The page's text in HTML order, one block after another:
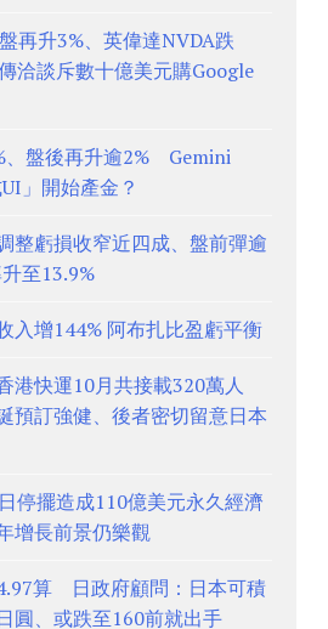
再升3%、英偉達NVDA跌
洽談斥數十億美元購Google
、盤後再升逾2% Gemini
」開始產金？
整虧損收窄近四成、盤前彈逾
至13.9%
入增144% 阿布扎比盈虧平衡
港快運10月共接載320萬人
訂強健、後者密切留意日本
停擺造成110億美元永久經濟
長前景仍樂觀
算 日政府顧問：日本可積
圓、或跌至160前就出手